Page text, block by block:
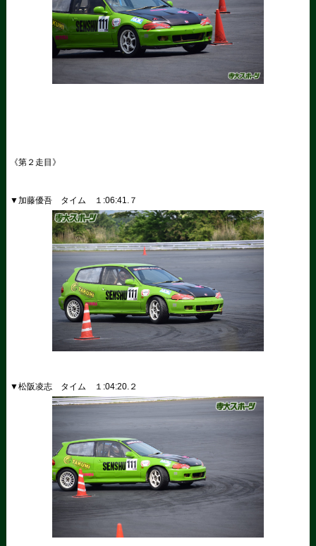
《第２走目》
▼加藤優吾 タイム １ :06:41.７
▼松阪凌志 タイム １ :04:20.２